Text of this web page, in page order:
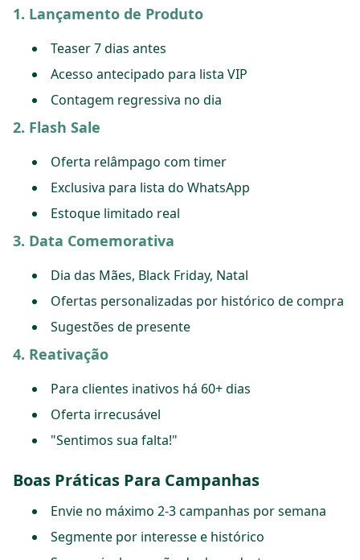
1. Lançamento de Produto
Teaser 7 dias antes
Acesso antecipado para lista VIP
Contagem regressiva no dia
2. Flash Sale
Oferta relâmpago com timer
Exclusiva para lista do WhatsApp
Estoque limitado real
3. Data Comemorativa
Dia das Mães, Black Friday, Natal
Ofertas personalizadas por histórico de compra
Sugestões de presente
4. Reativação
Para clientes inativos há 60+ dias
Oferta irrecusável
"Sentimos sua falta!"
Boas Práticas Para Campanhas
Envie no máximo 2-3 campanhas por semana
Segmente por interesse e histórico